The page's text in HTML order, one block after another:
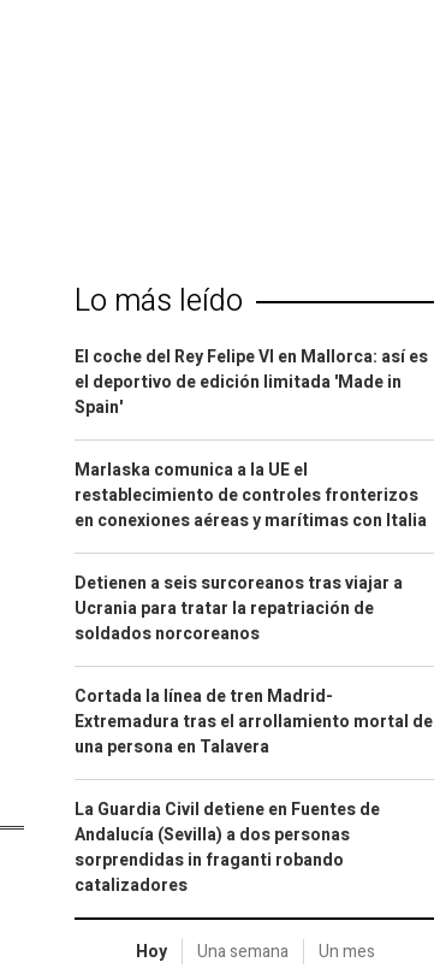
Lo más leído
El coche del Rey Felipe VI en Mallorca: así es
el deportivo de edición limitada 'Made in
Spain'
Marlaska comunica a la UE el
restablecimiento de controles fronterizos
en conexiones aéreas y marítimas con Italia
Detienen a seis surcoreanos tras viajar a
Ucrania para tratar la repatriación de
soldados norcoreanos
Cortada la línea de tren Madrid-
Extremadura tras el arrollamiento mortal de
una persona en Talavera
La Guardia Civil detiene en Fuentes de
Andalucía (Sevilla) a dos personas
sorprendidas in fraganti robando
catalizadores
Hoy Una semana Un mes